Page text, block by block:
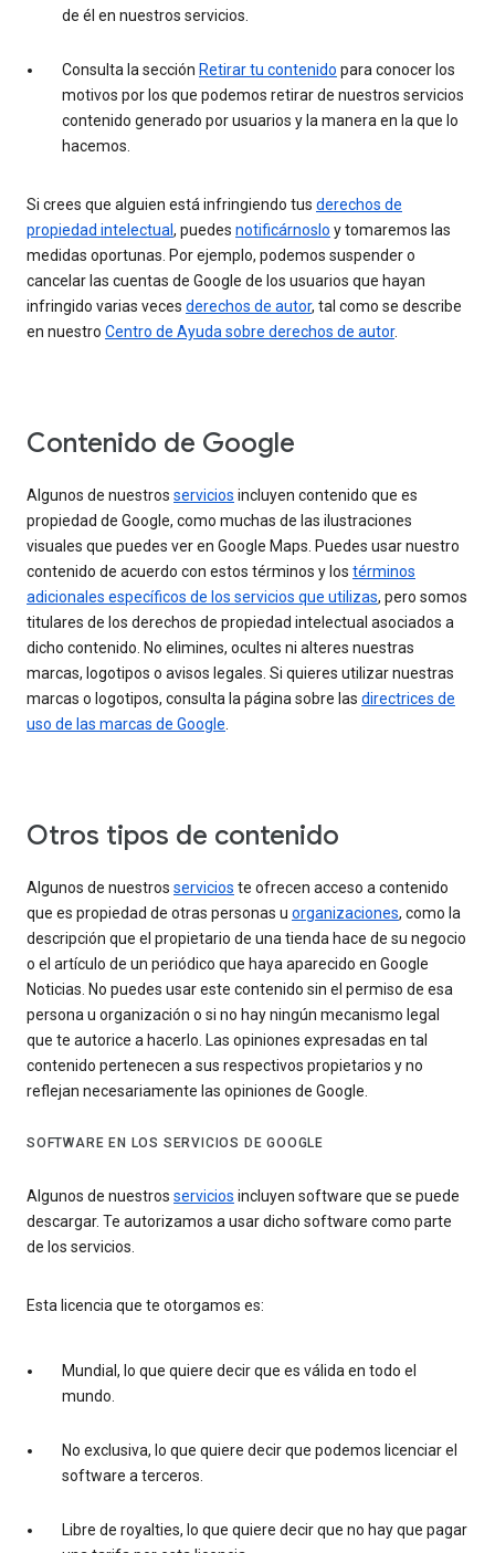
de él en nuestros servicios.
Consulta la sección Retirar tu contenido para conocer los
motivos por los que podemos retirar de nuestros servicios
contenido generado por usuarios y la manera en la que lo
hacemos.
Si crees que alguien está infringiendo tus derechos de
propiedad intelectual , puedes notificárnoslo y tomaremos las
medidas oportunas. Por ejemplo, podemos suspender o
cancelar las cuentas de Google de los usuarios que hayan
infringido varias veces derechos de autor, tal como se describe
en nuestro Centro de Ayuda sobre derechos de autor.
Contenido de Google
Algunos de nuestros servicios incluyen contenido que es
propiedad de Google, como muchas de las ilustraciones
visuales que puedes ver en Google Maps. Puedes usar nuestro
contenido de acuerdo con estos términos y los términos
adicionales específicos de los servicios que utilizas, pero somos
titulares de los derechos de propiedad intelectual asociados a
dicho contenido. No elimines, ocultes ni alteres nuestras
marcas, logotipos o avisos legales. Si quieres utilizar nuestras
marcas o logotipos, consulta la página sobre las directrices de
uso de las marcas de Google
Otros tipos de contenido
Algunos de nuestros servicios te ofrecen acceso a contenido
que es propiedad de otras personas u organizaciones, como la
descripción que el propietario de una tienda hace de su negocio
o el artículo de un periódico que haya aparecido en Google
Noticias. No puedes usar este contenido sin el permiso de esa
persona u organización o si no hay ningún mecanismo legal
que te autorice a hacerlo. Las opiniones expresadas en tal
contenido pertenecen a sus respectivos propietarios y no
reflejan necesariamente las opiniones de Google.
SOFTWARE EN LOS SERVICIOS DE GOOGLE
Algunos de nuestros servicios incluyen software que se puede
descargar. Te autorizamos a usar dicho software como parte
de los servicios.
Esta licencia que te otorgamos es:
Mundial, lo que quiere decir que es válida en todo el
mundo.
No exclusiva, lo que quiere decir que podemos licenciar el
software a terceros.
Libre de royalties, lo que quiere decir que no hay que pagar